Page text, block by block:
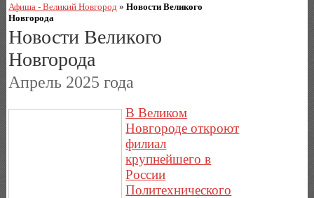
Афиша - Великий Новгород »Новости Великого
Новгорода
Новости Великого
Новгорода
Апрель 2025 года
В Великом
Новгороде откроют
филиал
крупнейшего в
России
Политехнического